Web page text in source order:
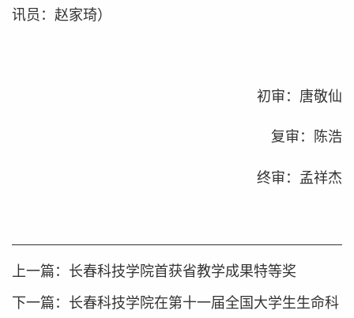
讯员：赵家琦）
初审：唐敬仙
复审：陈浩
终审：孟祥杰
上一篇： 长春科技学院首获省教学成果特等奖
下一篇： 长春科技学院在第十一届全国大学生生命科